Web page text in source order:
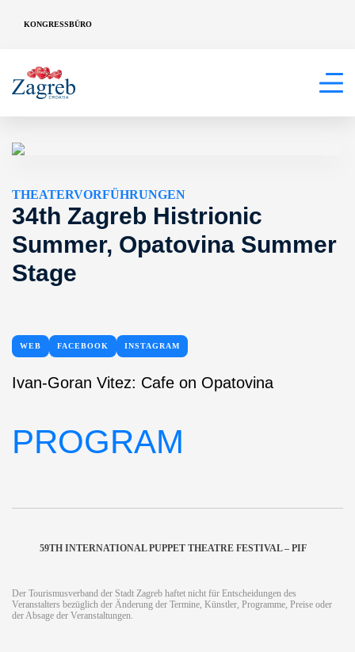
KONGRESSBÜRO
THEATERVORFÜHRUNGEN
34th Zagreb Histrionic
Summer, Opatovina Summer
Stage
WEB FACEBOOK INSTAGRAM
Ivan-Goran Vitez: Cafe on Opatovina
PROGRAM
59TH INTERNATIONAL PUPPET THEATRE FESTIVAL – PIF
Der Tourismusverband der Stadt Zagreb haftet nicht für Entscheidungen des
Veranstalters bezüglich der Änderung der Termine, Künstler, Programme, Preise oder
der Absage der Veranstaltungen.